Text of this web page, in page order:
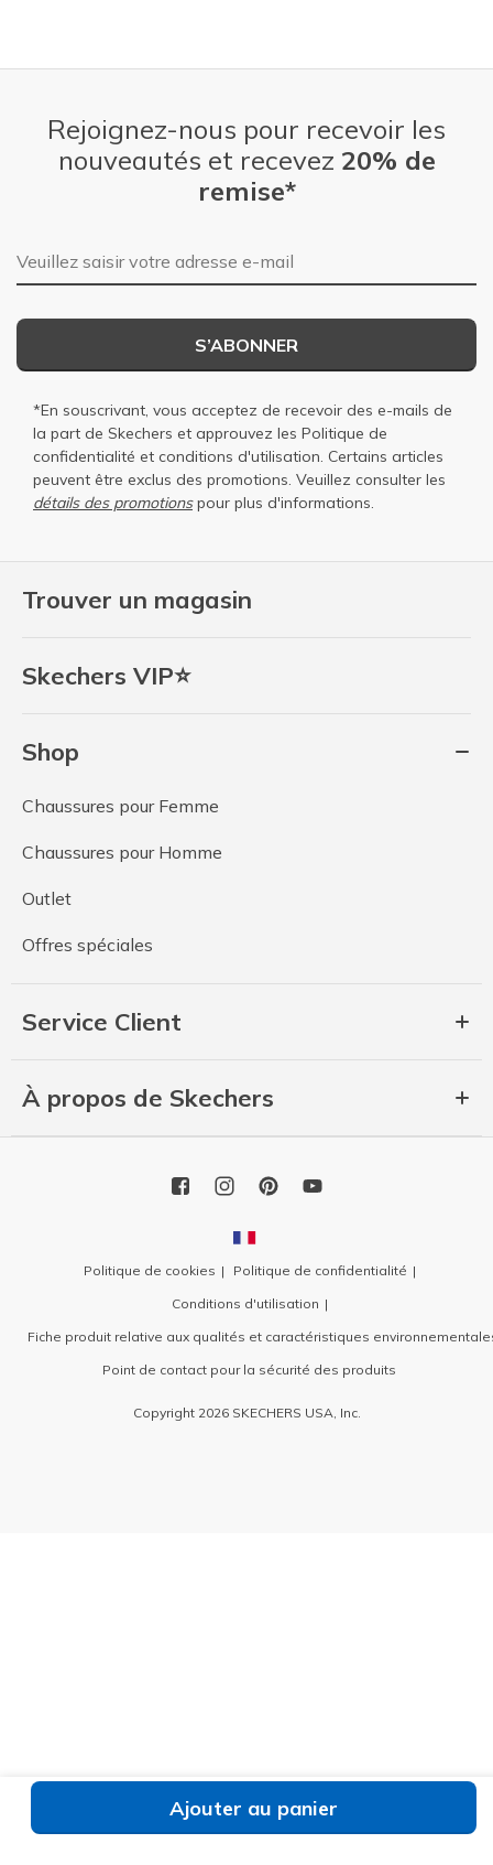
Ajouter au panier
Trouver un magasin
Skechers VIP⭐
Shop
Chaussures pour Femme
Chaussures pour Homme
Outlet
Offres spéciales
Service Client
À propos de Skechers
Rejoignez-nous pour recevoir les
nouveautés et recevez 20% de
remise*
Adresse e-mail
S’ABONNER
*En souscrivant, vous acceptez de recevoir des e-mails de
la part de Skechers et approuvez les Politique de
confidentialité et conditions d'utilisation. Certains articles
peuvent être exclus des promotions. Veuillez consulter les
détails des promotionspour plus d'informations.
Politique de cookies
Politique de confidentialité
Conditions d'utilisation
Fiche produit relative aux qualités et caractéristiques
Point de contact pour la sécurité des produits
Copyright 2026 SKECHERS USA, Inc.